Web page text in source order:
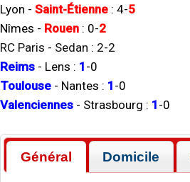
Lyon - Saint-Étienne : 4-5
Nîmes - Rouen : 0-2
RC Paris - Sedan : 2-2
Reims - Lens : 1 -0
Toulouse - Nantes : 1 -0
Valenciennes - Strasbourg : 1 -0
Général Domicile